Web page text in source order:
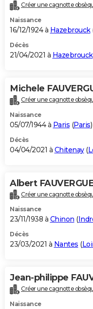
Créer une cagnotte
Naissance
16/12/1924 à Hazebrouck
Décès
21/04/2021 à Hazebrouck
Michele
Créer une cagnotte
Naissance
05/07/1944 à Paris (Paris)
Décès
04/04/2021 à Chitenay(
Albert
Créer une cagnotte
Naissance
23/11/1938 à Chinon (
Décès
23/03/2021 à Nantes (
Jean-philippe
Créer une cagnotte
Naissance